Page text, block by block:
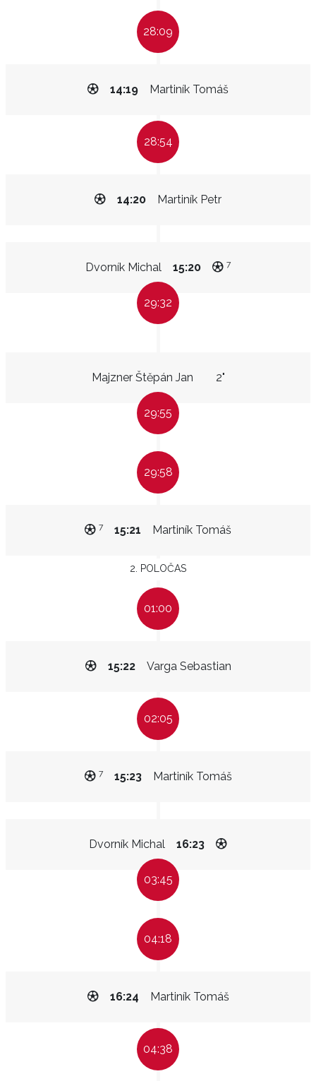
28:09
Martiník Tomáš
14:19
28:54
Martiník Petr
14:20
Dvorník Michal 15:20 7
29:32
Majzner Štěpán Jan 2"
29:55
29:58
Martiník Tomáš
15:21
7
2. POLOČAS
01:00
Varga Sebastian
15:22
02:05
Martiník Tomáš
15:23
7
Dvorník Michal 16:23
03:45
04:18
Martiník Tomáš
16:24
04:38